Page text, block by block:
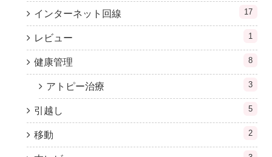
インターネット回線 17
レビュー 1
健康管理 8
アトピー治療 3
引越し 5
移動 2